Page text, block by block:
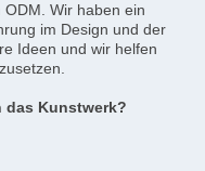
Wir haben ein
im Design und der
Ideen und wir helfen
das Kunstwerk?